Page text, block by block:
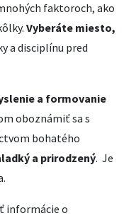
faktoroch, ako
Vyberáte miesto,
a disciplínu pred
a formovanie
oboznámiť sa s
bohatého
a prirodzený. Je
informácie o